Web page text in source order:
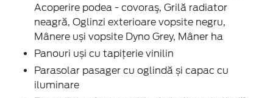
Acoperire podea - covoraş, Grilă radiator
neagră, Oglinzi exterioare vopsite negru,
Mânere uși vopsite Dyno Grey, Mâner ha
Panouri uși cu tapițerie vinilin
Parasolar pasager cu oglindă și capac cu
iluminare